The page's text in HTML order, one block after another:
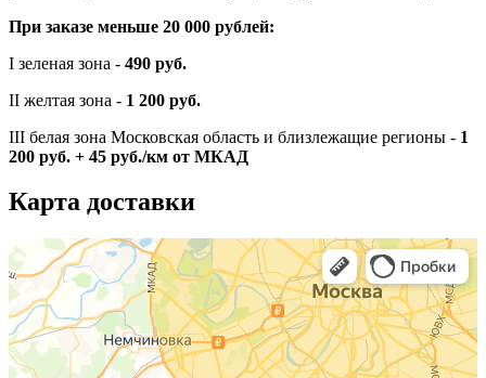
При заказе меньше 20 000 рублей:
I зеленая зона - 490 руб.
II желтая зона - 1 200 руб.
III белая зона Московская область и близлежащие регионы - 1
200 руб. + 45 руб./км от МКАД
Карта доставки